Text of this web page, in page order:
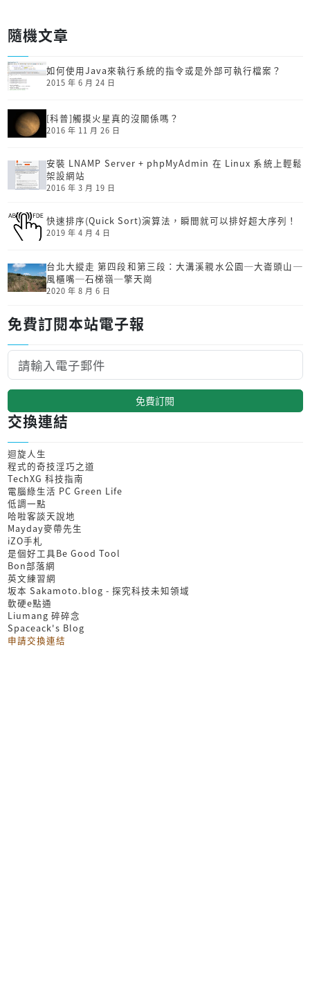
隨機文章
如何使用Java來執行系統的指令或是外部可執行檔案？
2015 年 6 月 24 日
[科普]觸摸火星真的沒關係嗎？
2016 年 11 月 26 日
安裝 LNAMP Server + phpMyAdmin 在 Linux 系統上輕鬆
架設網站
2016 年 3 月 19 日
快速排序(Quick Sort)演算法，瞬間就可以排好超大序列！
2019 年 4 月 4 日
台北大縱走 第四段和第三段：大溝溪親水公園─大崙頭山─
風櫃嘴─石梯嶺─擎天崗
2020 年 8 月 6 日
免費訂閱本站電子報
免費訂閱
交換連結
迴旋人生
程式的奇技淫巧之道
TechXG 科技指南
電腦綠生活 PC Green Life
低調一點
哈啦客談天說地
Mayday麥帶先生
iZO手札
是個好工具Be Good Tool
Bon部落網
英文練習網
坂本 Sakamoto.blog - 探究科技未知領域
軟硬e點通
Liumang 碎碎念
Spaceack's Blog
申請交換連結